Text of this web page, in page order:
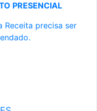
PRESENCIAL
Receita precisa ser